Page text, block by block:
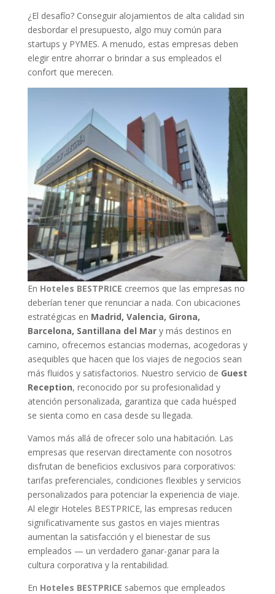
¿El desafío? Conseguir alojamientos de alta calidad sin
desbordar el presupuesto, algo muy común para
startups y PYMES. A menudo, estas empresas deben
elegir entre ahorrar o brindar a sus empleados el
confort que merecen.
En Hoteles BESTPRICE creemos que las empresas no
deberían tener que renunciar a nada. Con ubicaciones
estratégicas en Madrid, Valencia, Girona,
Barcelona, Santillana del Mary más destinos en
camino, ofrecemos estancias modernas, acogedoras y
asequibles que hacen que los viajes de negocios sean
más fluidos y satisfactorios. Nuestro servicio de Guest
Reception, reconocido por su profesionalidad y
atención personalizada, garantiza que cada huésped
se sienta como en casa desde su llegada.
Vamos más allá de ofrecer solo una habitación. Las
empresas que reservan directamente con nosotros
disfrutan de beneficios exclusivos para corporativos:
tarifas preferenciales, condiciones flexibles y servicios
personalizados para potenciar la experiencia de viaje.
Al elegir Hoteles BESTPRICE, las empresas reducen
significativamente sus gastos en viajes mientras
aumentan la satisfacción y el bienestar de sus
empleados — un verdadero ganar-ganar para la
cultura corporativa y la rentabilidad.
En Hoteles BESTPRICE sabemos que empleados